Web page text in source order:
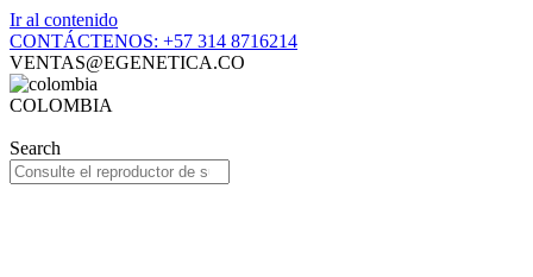
Ir al contenido
CONTÁCTENOS: +57 314 8716214
VENTAS@EGENETICA.CO
COLOMBIA
Search